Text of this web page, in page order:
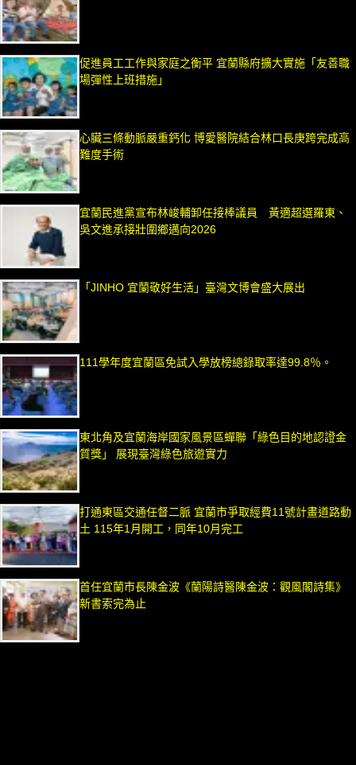
促進員工工作與家庭之衡平 宜蘭縣府擴大實施「友善職
場彈性上班措施」
心臟三條動脈嚴重鈣化 博愛醫院結合林口長庚跨完成高
難度手術
宜蘭民進黨宣布林峻輔卸任接棒議員 黃適超選羅東、
吳文進承接壯圍鄉邁向2026
「JINHO 宜蘭敬好生活」臺灣文博會盛大展出
111學年度宜蘭區免試入學放榜總錄取率達99.8％。
東北角及宜蘭海岸國家風景區蟬聯「綠色目的地認證金
質獎」 展現臺灣綠色旅遊實力
打通東區交通任督二脈 宜蘭市爭取經費11號計畫道路動
土 115年1月開工，同年10月完工
首任宜蘭市長陳金波《蘭陽詩醫陳金波：觀風閣詩集》
新書索完為止